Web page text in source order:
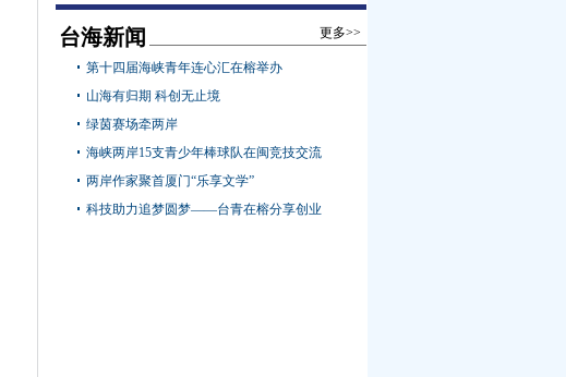
台海新闻 更多>>
第十四届海峡青年连心汇在榕举办
山海有归期 科创无止境
绿茵赛场牵两岸
海峡两岸15支青少年棒球队在闽竞技交流
两岸作家聚首厦门“乐享文学”
科技助力追梦圆梦——台青在榕分享创业